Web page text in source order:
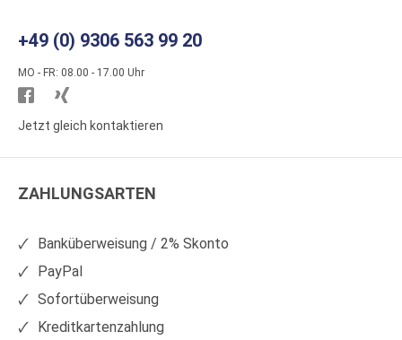
+49 (0) 9306 563 99 20
MO - FR: 08.00 - 17.00 Uhr
Besuchen
Sie
auf
Sie
auf
Jetzt gleich kontaktieren
ZAHLUNGSARTEN
Banküberweisung / 2% Skonto
PayPal
Sofortüberweisung
Kreditkartenzahlung